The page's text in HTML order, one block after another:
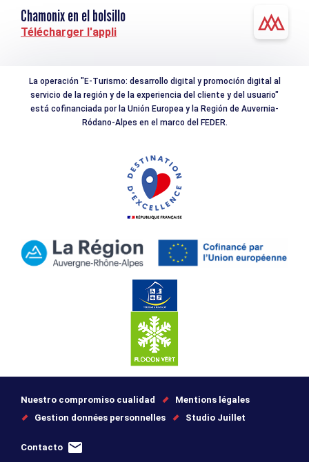
Chamonix en el bolsillo
Télécharger l'appli
La operación "E-Turismo: desarrollo digital y promoción digital al
servicio de la región y de la experiencia del cliente y del usuario"
está cofinanciada por la Unión Europea y la Región de Auvernia-
Ródano-Alpes en el marco del FEDER.
Nuestro compromiso cualidad
Mentions légales
Gestion données personnelles
Studio Juillet
Contacto